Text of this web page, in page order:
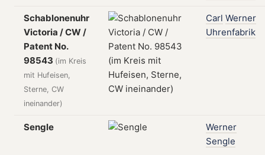
Schablonenuhr
Victoria / CW /
Patent No.
98543 (im Kreis
mit Hufeisen,
Sterne, CW
ineinander)
Carl Werner
Uhrenfabrik
Sengle
Werner
Sengle